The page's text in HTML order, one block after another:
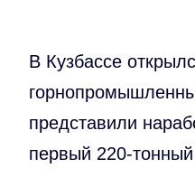
В Кузбассе
представили
первый 220-